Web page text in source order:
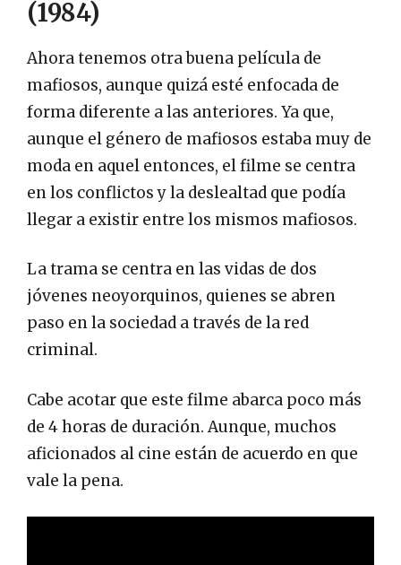
(1984)
Ahora tenemos otra buena película de
mafiosos, aunque quizá esté enfocada de
forma diferente a las anteriores. Ya que,
aunque el género de mafiosos estaba muy de
moda en aquel entonces, el filme se centra
en los conflictos y la deslealtad que podía
llegar a existir entre los mismos mafiosos.
La trama se centra en las vidas de dos
jóvenes neoyorquinos, quienes se abren
paso en la sociedad a través de la red
criminal.
Cabe acotar que este filme abarca poco más
de 4 horas de duración. Aunque, muchos
aficionados al cine están de acuerdo en que
vale la pena.